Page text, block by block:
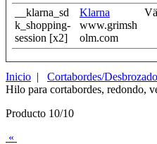
__klarna_sd
k_shopping-
session [x2]
Klarna
www.grimsh
olm.com
Inicio | Cortabordes/
Hilo para cortabordes, redondo,
Producto 10/10
«